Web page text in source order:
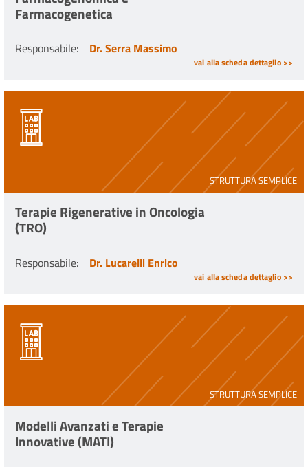
Farmacogenetica
Responsabile: Dr. Serra Massimo
vai alla scheda dettaglio >>
STRUTTURA SEMPLICE
Terapie Rigenerative in Oncologia
(TRO)
Responsabile: Dr. Lucarelli Enrico
vai alla scheda dettaglio >>
STRUTTURA SEMPLICE
Modelli Avanzati e Terapie
Innovative (MATI)